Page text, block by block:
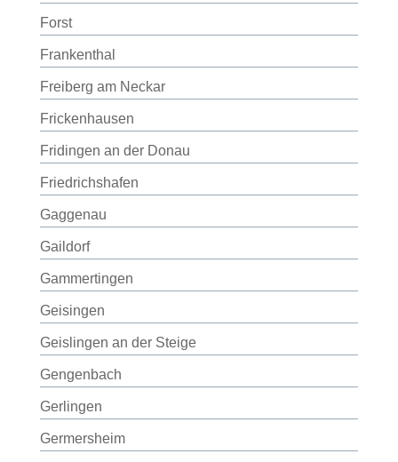
Forst
Frankenthal
Freiberg am Neckar
Frickenhausen
Fridingen an der Donau
Friedrichshafen
Gaggenau
Gaildorf
Gammertingen
Geisingen
Geislingen an der Steige
Gengenbach
Gerlingen
Germersheim